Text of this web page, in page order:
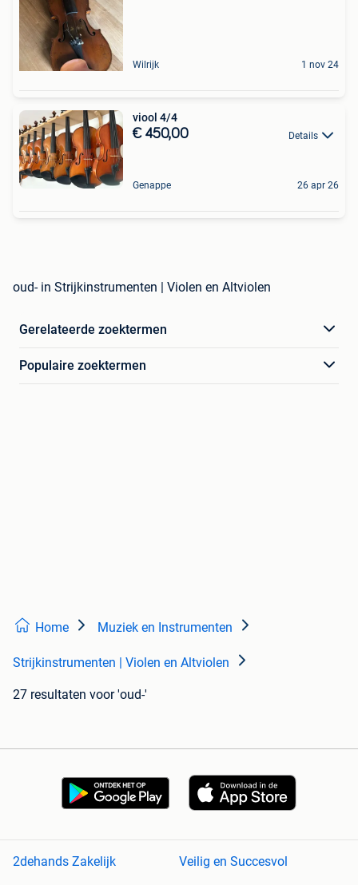
Wilrijk 1 nov 24
viool 4/4
€ 450,00 Details
Genappe 26 apr 26
oud- in Strijkinstrumenten | Violen en Altviolen
Gerelateerde zoektermen
Populaire zoektermen
Home Muziek en Instrumenten
Strijkinstrumenten | Violen en Altviolen
27 resultaten voor 'oud-'
2dehands Zakelijk
Veilig en Succesvol